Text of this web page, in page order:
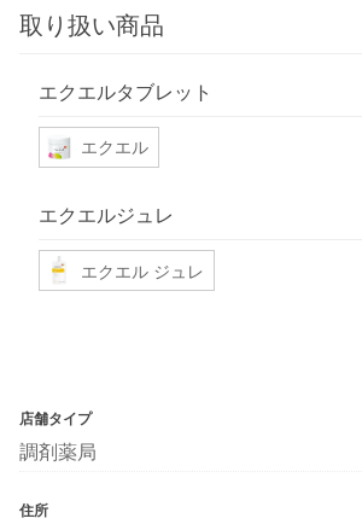
取り扱い商品
エクエルタブレット
エクエル
エクエルジュレ
エクエル ジュレ
店舗タイプ
調剤薬局
住所